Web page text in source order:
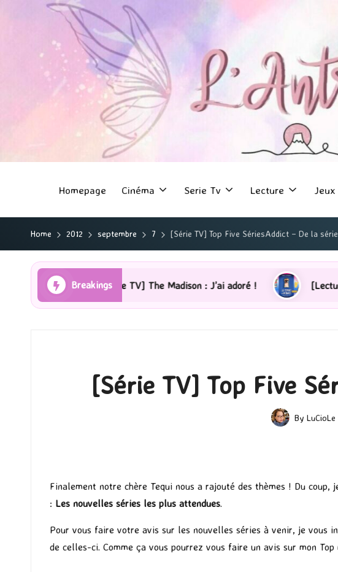
Homepage Cinéma Serie Tv Lecture Jeux
Home 2012 septembre 7 [Série TV] Top Five SériesAddict – De la
Breakings
[Série TV] The Madison : J’ai adoré ! [Lecture] La femme de
[Série TV] Top Five
Posted
By LuCioLe
Finalement notre chère Tequi nous a rajouté des thèmes ! Du
: Les nouvelles séries les plus attendues.
Pour vous faire votre avis sur les nouvelles séries à venir, je vous
de celles-ci. Comme ça vous pourrez vous faire un avis sur mon